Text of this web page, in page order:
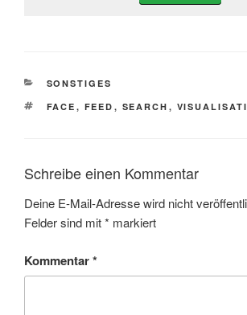
KATEGORIEN
SONSTIGES
SCHLAGWÖRTER
FACE , FEED , SEARCH ,
Schreibe einen Kommentar
Deine E-Mail-Adresse wird nicht
Felder sind mit* markiert
Kommentar*